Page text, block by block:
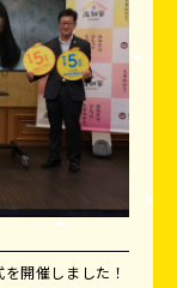
開催しました！